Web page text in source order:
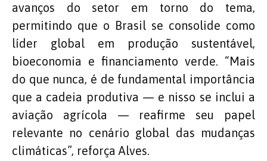
avanços do setor em torno do tema,
permitindo que o Brasil se consolide como
líder global em produção sustentável,
bioeconomia e financiamento verde. “Mais
do que nunca, é de fundamental importância
que a cadeia produtiva — e nisso se inclui a
aviação agrícola — reafirme seu papel
relevante no cenário global das mudanças
climáticas”, reforça Alves.